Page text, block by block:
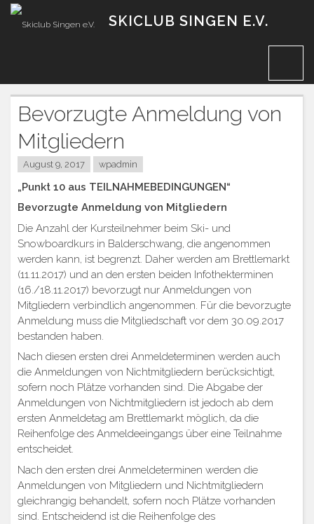
Zum
Inhalt
SKICLUB SINGEN E.V.
Bevorzugte Anmeldung von
Mitgliedern
August 9, 2017 wpadmin
„Punkt 10 aus TEILNAHMEBEDINGUNGEN“
Bevorzugte Anmeldung von Mitgliedern
Die Anzahl der Kursteilnehmer beim Ski- und
Snowboardkurs in Balderschwang, die angenommen
werden kann, ist begrenzt. Daher werden am Brettlemarkt
(11.11.2017) und an den ersten beiden Infothekterminen
(16./18.11.2017) bevorzugt nur Anmeldungen von
Mitgliedern verbindlich angenommen. Für die bevorzugte
Anmeldung muss die Mitgliedschaft vor dem 30.09.2017
bestanden haben.
Nach diesen ersten drei Anmeldeterminen werden auch
die Anmeldungen von Nichtmitgliedern berücksichtigt,
sofern noch Plätze vorhanden sind. Die Abgabe der
Anmeldungen von Nichtmitgliedern ist jedoch ab dem
ersten Anmeldetag am Brettlemarkt möglich, da die
Reihenfolge des Anmeldeeingangs über eine Teilnahme
entscheidet.
Nach den ersten drei Anmeldeterminen werden die
Anmeldungen von Mitgliedern und Nichtmitgliedern
gleichrangig behandelt, sofern noch Plätze vorhanden
sind. Entscheidend ist die Reihenfolge des